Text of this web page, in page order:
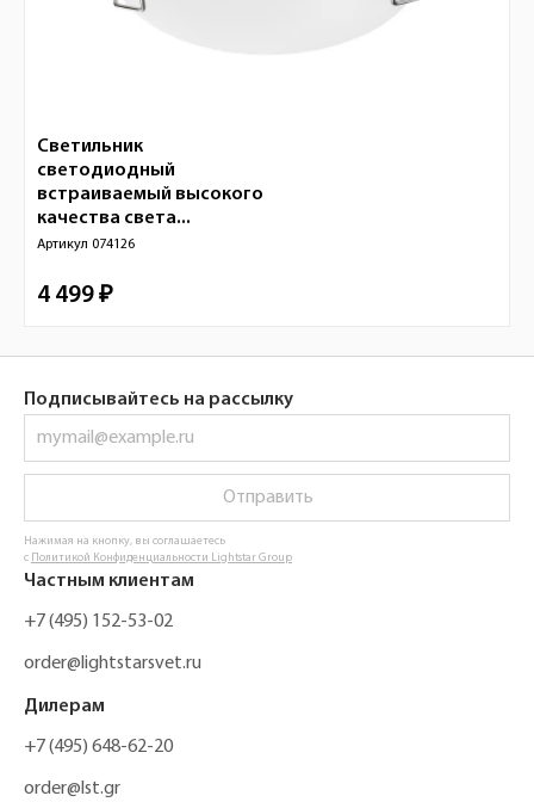
Светильник
светодиодный
встраиваемый высокого
качества света...
Артикул 074126
4 499 ₽
Подписывайтесь на рассылку
Отправить
Нажимая на кнопку, вы соглашаетесь
с Политикой Конфиденциальности Lightstar Group
Частным клиентам
+7 (495) 152-53-02
order@lightstarsvet.ru
Дилерам
+7 (495) 648-62-20
order@lst.gr